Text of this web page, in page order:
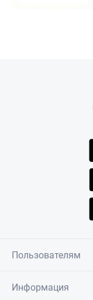
Пользователям
Информация